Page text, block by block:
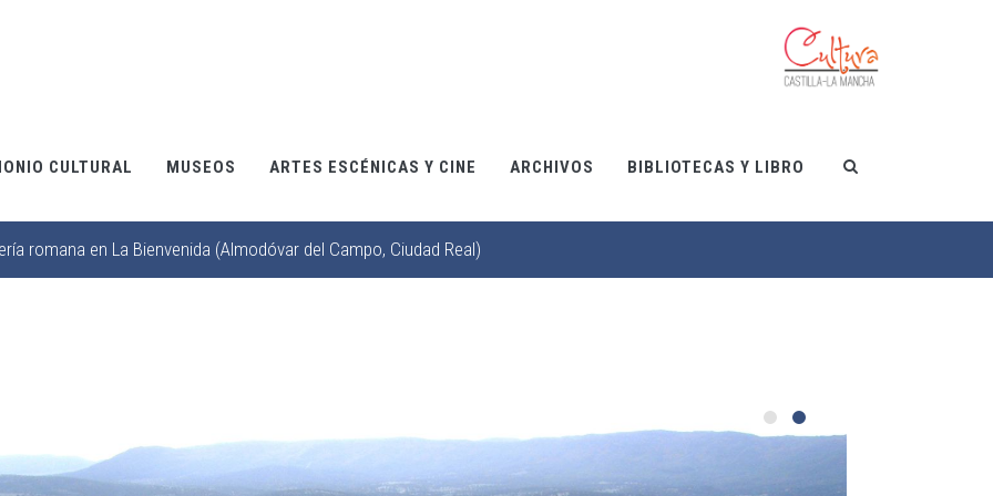
CULTURAL MUSEOS ARTES ESCÉNICAS Y CINE ARCHIVOS BIBLIOTECAS Y LIBRO
romana en La Bienvenida (Almodóvar del Campo, Ciudad Real)